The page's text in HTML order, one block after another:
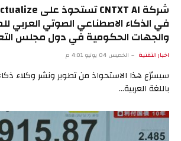
في الذكاء الاصطناعي الصوتي العربي
والجهات الحكومية في دول مجلس
اخبار التقنية الخميس 04 يونيو 4:01 م
سيسرّع هذا الاستحواذ من تطوير ونشر وكلاء
باللغة العربية…